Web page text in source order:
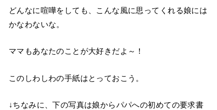
どんなに喧嘩をしても、こんな風に思ってくれる娘には
かなわないな。
ママもあなたのことが大好きだよ～！
このしわしわの手紙はとっておこう。
↓ちなみに、下の写真は娘からパパへの初めての要求書